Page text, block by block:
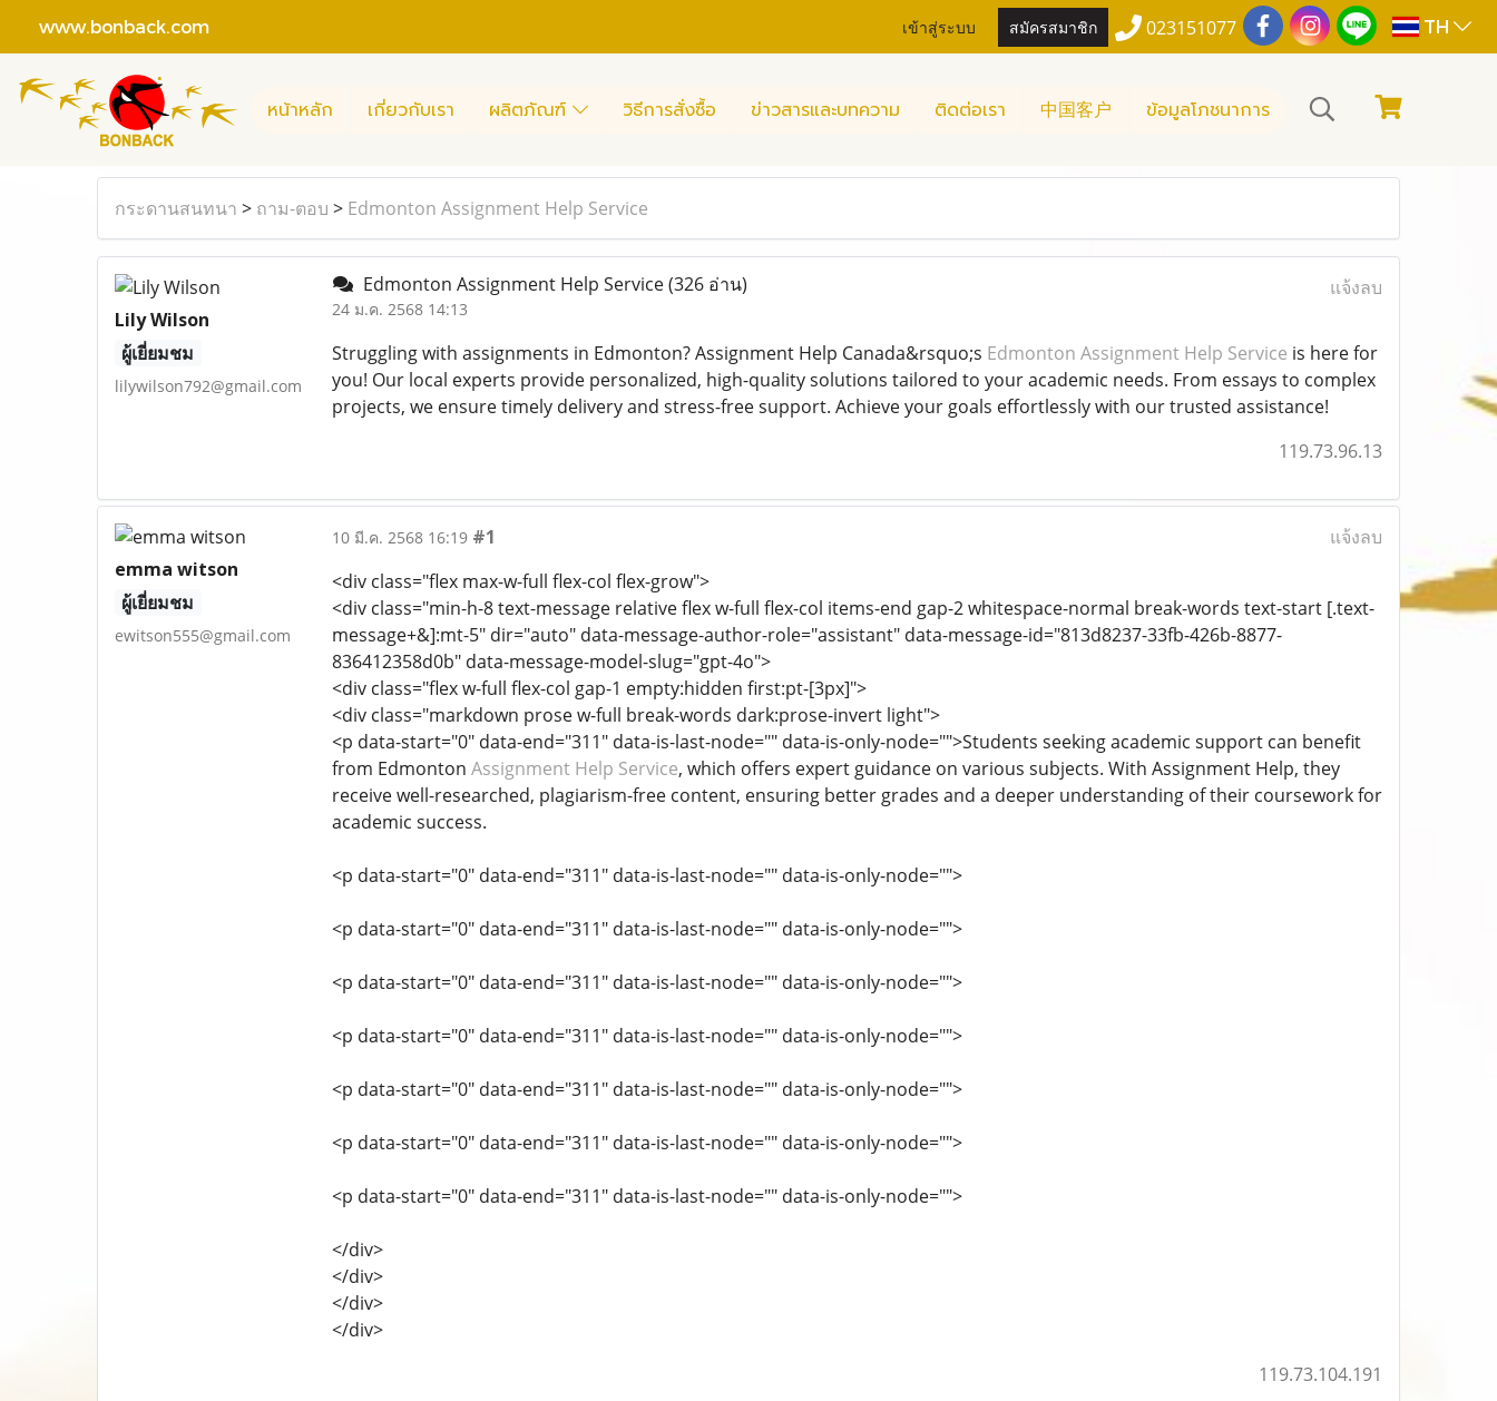
www.bonback.com เข้าสู่ระบบ สมัครสมาชิก 023151077 TH
หน้าหลัก เกี่ยวกับเรา ผลิตภัณฑ์ วิธีการสั่งซื้อ ข่าวสารและบทความ ติดต่อเรา 中国客户 ข้อมูลโภชนาการ
กระดานสนทนา > ถาม-ตอบ > Edmonton Assignment Help Service
Lily Wilson
ผู้เยี่ยมชม
lilywilson792@gmail.com
Edmonton Assignment Help Service(326 อ่าน)
24 ม.ค. 2568 14:13
แจ้งลบ
Struggling with assignments in Edmonton? Assignment Help Canada&rsquo;s Edmonton Assignment Help Service is here for
you! Our local experts provide personalized, high-quality solutions tailored to your academic needs. From essays to complex
projects, we ensure timely delivery and stress-free support. Achieve your goals effortlessly with our trusted assistance!
119.73.96.13
emma witson
ผู้เยี่ยมชม
ewitson555@gmail.com
10 มี.ค. 2568 16:19 #1
แจ้งลบ
<div class="flex max-w-full flex-col flex-grow">
<div class="min-h-8 text-message relative flex w-full flex-col items-end gap-2 whitespace-normal break-words text-start [.text-
message+&]:mt-5" dir="auto" data-message-author-role="assistant" data-message-id="813d8237-33fb-426b-8877-
836412358d0b" data-message-model-slug="gpt-4o">
<div class="flex w-full flex-col gap-1 empty:hidden first:pt-[3px]">
<div class="markdown prose w-full break-words dark:prose-invert light">
<p data-start="0" data-end="311" data-is-last-node="" data-is-only-node="">Students seeking academic support can benefit
from Edmonton Assignment Help Service, which offers expert guidance on various subjects. With Assignment Help, they
receive well-researched, plagiarism-free content, ensuring better grades and a deeper understanding of their coursework for
academic success.
<p data-start="0" data-end="311" data-is-last-node="" data-is-only-node="">
<p data-start="0" data-end="311" data-is-last-node="" data-is-only-node="">
<p data-start="0" data-end="311" data-is-last-node="" data-is-only-node="">
<p data-start="0" data-end="311" data-is-last-node="" data-is-only-node="">
<p data-start="0" data-end="311" data-is-last-node="" data-is-only-node="">
<p data-start="0" data-end="311" data-is-last-node="" data-is-only-node="">
<p data-start="0" data-end="311" data-is-last-node="" data-is-only-node="">
</div>
</div>
</div>
</div>
119.73.104.191